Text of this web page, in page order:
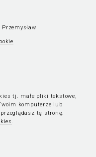
Przemysław
tj. małe pliki tekstowe,
komputerze lub
tę stronę.
.